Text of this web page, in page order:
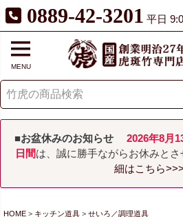
0889-42-3201 平日
MENU
■お盆休みのお知らせ
2026年8月
日間は、誠に勝手ながらお休みと
細はこちら>>>
HOME キッチン道具
せいろ／調理道具